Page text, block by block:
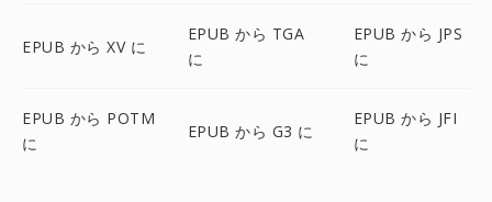
EPUB から XV に
EPUB から TGA
に
EPUB から JPS
に
EPUB から POTM
に
EPUB から G3 に
EPUB から JFI
に